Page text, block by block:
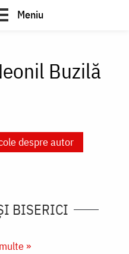
Meniu
Buzilă
despre autor
BISERICI
»